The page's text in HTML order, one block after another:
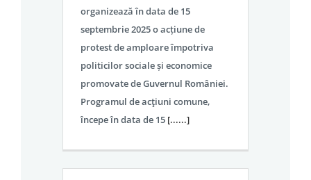
organizează în data de 15
septembrie 2025 o acțiune de
protest de amploare împotriva
politicilor sociale și economice
promovate de Guvernul României.
Programul de acţiuni comune,
începe în data de 15 [......]